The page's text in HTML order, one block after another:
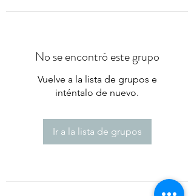
No se encontró este grupo
Vuelve a la lista de grupos e
inténtalo de nuevo.
Ir a la lista de grupos